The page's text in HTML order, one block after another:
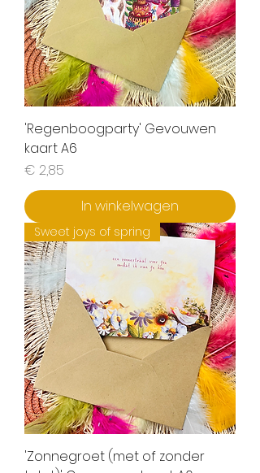
'Regenboogparty' Gevouwen
kaart A6
Prijs
€ 2,85
In winkelwagen
Sweet joys of spring
'Zonnegroet (met of zonder